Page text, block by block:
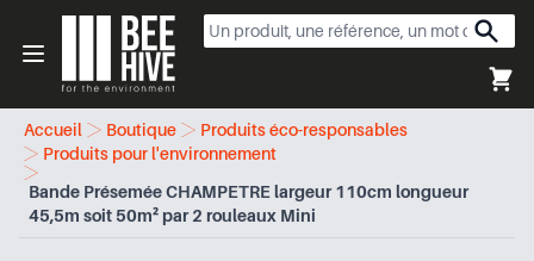
Open menu
Beehive
Accueil Boutique
Produits éco-responsables
Produits pour l'environnement
Bande Présemée CHAMPETRE largeur 110cm longueur
45,5m soit 50m² par 2 rouleaux Mini